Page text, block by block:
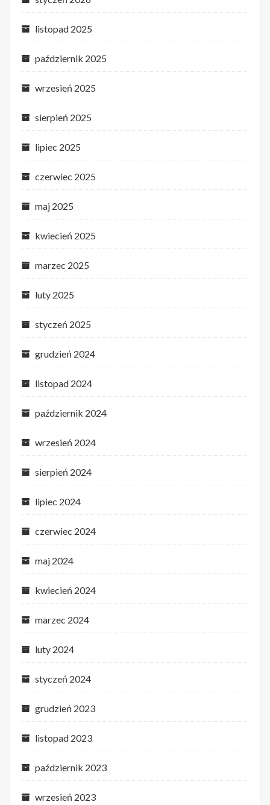
listopad 2025
październik 2025
wrzesień 2025
sierpień 2025
lipiec 2025
czerwiec 2025
maj 2025
kwiecień 2025
marzec 2025
luty 2025
styczeń 2025
grudzień 2024
listopad 2024
październik 2024
wrzesień 2024
sierpień 2024
lipiec 2024
czerwiec 2024
maj 2024
kwiecień 2024
marzec 2024
luty 2024
styczeń 2024
grudzień 2023
listopad 2023
październik 2023
wrzesień 2023